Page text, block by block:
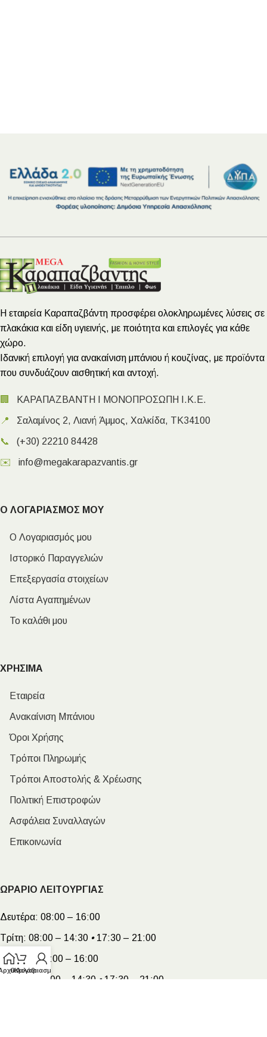
Η εταιρεία Καραπαζβάντη προσφέρει ολοκληρωμένες λύσεις σε
πλακάκια και είδη υγιεινής, με ποιότητα και επιλογές για κάθε
χώρο.
Ιδανική επιλογή για ανακαίνιση μπάνιου ή κουζίνας, με προϊόντα
που συνδυάζουν αισθητική και αντοχή.
🏢 ΚΑΡΑΠΑΖΒΑΝΤΗ Ι ΜΟΝΟΠΡΟΣΩΠΗ Ι.Κ.Ε.
📍 Σαλαμίνος 2, Λιανή Άμμος, Χαλκίδα, ΤΚ34100
📞 (+30) 22210 84428
✉️ info@megakarapazvantis.gr
Ο ΛΟΓΑΡΙΑΣΜΟΣ ΜΟΥ
Ο Λογαριασμός μου
Ιστορικό Παραγγελιών
Επεξεργασία στοιχείων
Λίστα Αγαπημένων
Το καλάθι μου
ΧΡΗΣΙΜΑ
Εταιρεία
Ανακαίνιση Μπάνιου
Όροι Χρήσης
Τρόποι Πληρωμής
Τρόποι Αποστολής & Χρέωσης
Πολιτική Επιστροφών
Ασφάλεια Συναλλαγών
Επικοινωνία
ΩΡΑΡΙΟ ΛΕΙΤΟΥΡΓΙΑΣ
Δευτέρα: 08:00 – 16:00
Τρίτη: 08:00 – 14:30 •17:30 – 21:00
Τετάρτη:08:00 – 16:00
08:00 – 14:30 •17:30 – 21:00
Καλάθι
Ο λογαριασμός μου